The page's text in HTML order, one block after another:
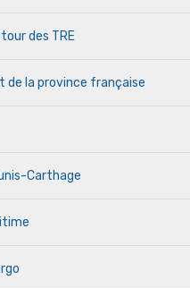
des TRE
de la province française
Carthage